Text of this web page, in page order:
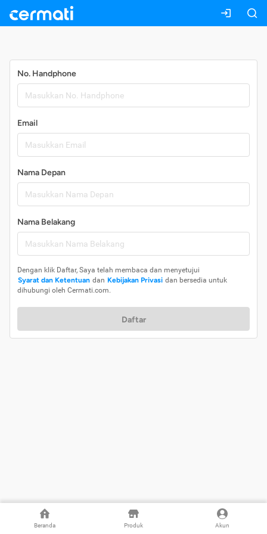
Beranda Produk Akun
No. Handphone
Email
Nama Depan
Nama Belakang
Dengan klik Daftar, Saya telah membaca dan menyetujui
Syarat dan Ketentuan dan Kebijakan Privasi dan bersedia untuk
dihubungi oleh Cermati.com.
Daftar